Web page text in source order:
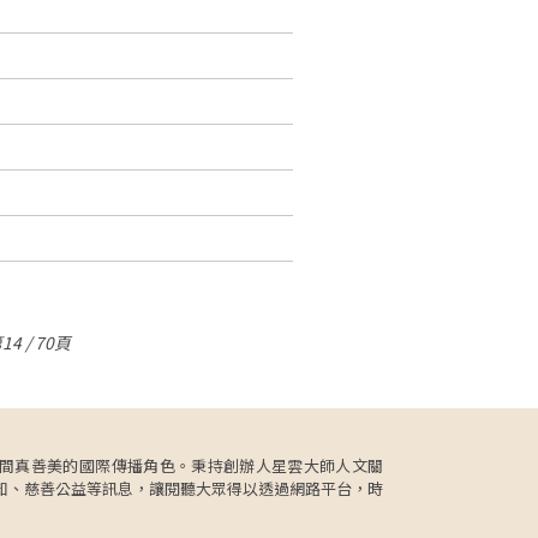
/ 70頁
真善美的國際傳播角色。秉持創辦人星雲大師人文關
慈善公益等訊息，讓閱聽大眾得以透過網路平台，時